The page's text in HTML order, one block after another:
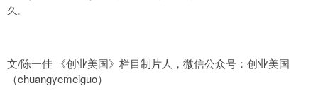
久。
文/陈一佳 《创业美国》栏目制片人，微信公众号：创业美国
（chuangyemeiguo）